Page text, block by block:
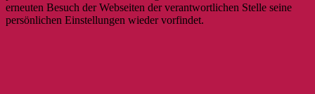
erneuten Besuch der Webseiten der verantwortlichen Stelle seine
persönlichen Einstellungen wieder vorfindet.